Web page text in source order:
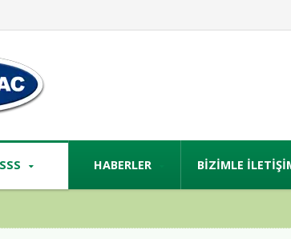
SSS HABERLER BIZIMLE